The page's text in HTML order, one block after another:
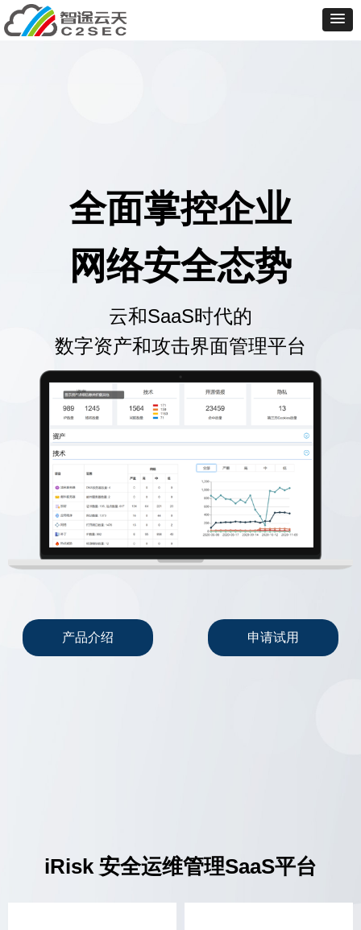
全面掌控企业
网络安全态势
云和SaaS时代的
数字资产和攻击界面管理平台
产品介绍 申请试用
iRisk 安全运维管理SaaS平台